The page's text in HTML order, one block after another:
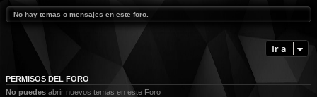
No hay temas o mensajes en este foro.
Ir a
PERMISOS DEL FORO
No puedes abrir nuevos temas en este Foro